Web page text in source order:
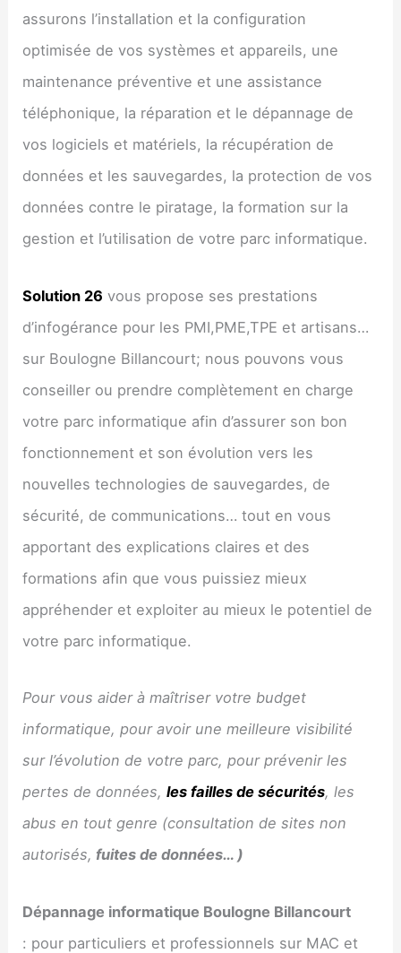
assurons l’installation et la configuration
optimisée de vos systèmes et appareils, une
maintenance préventive et une assistance
téléphonique, la réparation et le dépannage de
vos logiciels et matériels, la récupération de
données et les sauvegardes, la protection de vos
données contre le piratage, la formation sur la
gestion et l’utilisation de votre parc informatique.
Solution 26 vous propose ses prestations
d’infogérance pour les PMI,PME,TPE et artisans…
sur Boulogne Billancourt; nous pouvons vous
conseiller ou prendre complètement en charge
votre parc informatique afin d’assurer son bon
fonctionnement et son évolution vers les
nouvelles technologies de sauvegardes, de
sécurité, de communications… tout en vous
apportant des explications claires et des
formations afin que vous puissiez mieux
appréhender et exploiter au mieux le potentiel de
votre parc informatique.
Pour vous aider à maîtriser votre budget
informatique, pour avoir une meilleure visibilité
sur l’évolution de votre parc, pour prévenir les
pertes de données,les failles de sécurités, les
abus en tout genre (consultation de sites non
autorisés, fuites de données… )
Dépannage informatique Boulogne Billancourt
: pour particuliers et professionnels sur MAC et